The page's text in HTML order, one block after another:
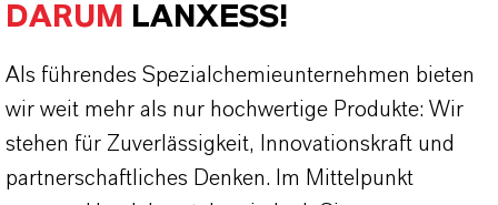
DARUM LANXESS!
Als führendes Spezialchemieunternehmen bieten
wir weit mehr als nur hochwertige Produkte: Wir
stehen für Zuverlässigkeit, Innovationskraft und
partnerschaftliches Denken. Im Mittelpunkt